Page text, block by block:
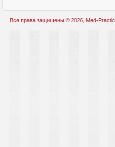
Все права защищены © 2026, Med-Practic